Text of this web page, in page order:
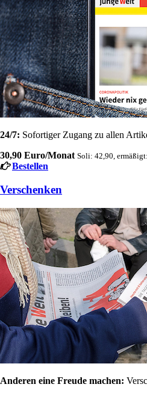
24/7: Sofortiger Zugang zu allen
30,90 Euro/Monat Soli: 42,90,
Bestellen
Verschenken
Anderen eine Freude machen: